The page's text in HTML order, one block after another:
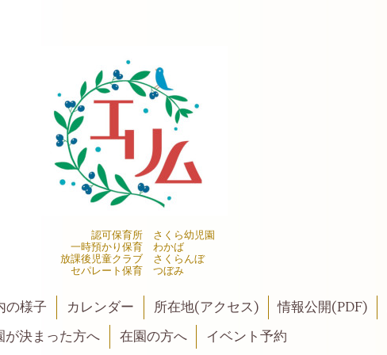
認可保育所 さくら幼児園
一時預かり保育 わかば
放課後児童クラブ さくらんぼ
セパレート保育 つぼみ
の様子 カレンダー 所在地(アクセス) 情報公開(PDF)
が決まった方へ
在園の方へ イベント予約